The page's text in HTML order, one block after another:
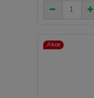
Akce